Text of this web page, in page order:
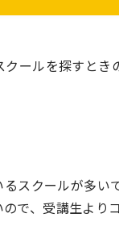
ールを探すとき
スクールが多い
で、受講生より